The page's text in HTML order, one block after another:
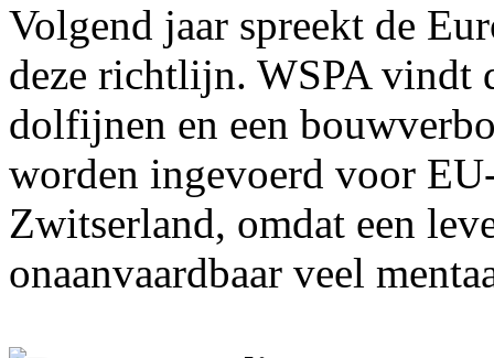
Volgend jaar spreekt de
deze richtlijn. WSPA vindt
dolfijnen en een
worden ingevoerd voor
Zwitserland, omdat een
onaanvaardbaar veel